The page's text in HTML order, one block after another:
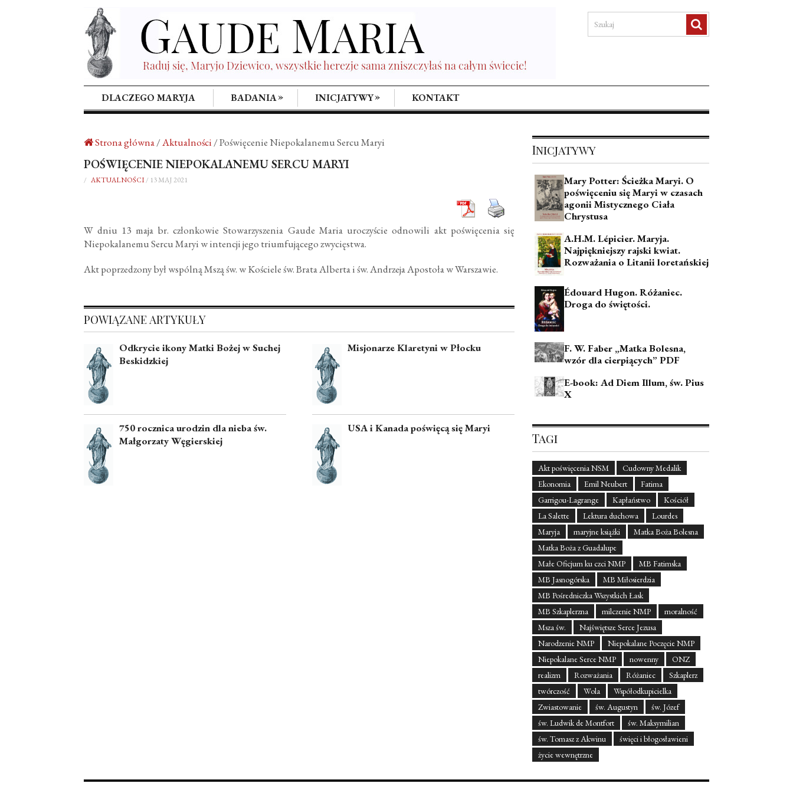
DLACZEGO MARYJA BADANIA» INICJATYWY» KONTAKT
Strona główna/Aktualności /Poświęcenie Niepokalanemu Sercu Maryi
POŚWIĘCENIE NIEPOKALANEMU SERCU MARYI
/ AKTUALNOŚCI / 13 MAJ 2021
W dniu 13 maja br. członkowie Stowarzyszenia Gaude Maria uroczyście odnowili akt poświęcenia się
Niepokalanemu Sercu Maryi w intencji jego triumfującego zwycięstwa.
Akt poprzedzony był wspólną Mszą św. w Kościele św. Brata Alberta i św. Andrzeja Apostoła w Warszawie.
POWIĄZANE ARTYKUŁY
Odkrycie ikony Matki Bożej w Suchej
Beskidzkiej
Misjonarze Klaretyni w Płocku
750 rocznica urodzin dla nieba św.
Małgorzaty Węgierskiej
USA i Kanada poświęcą się Maryi
Inicjatywy
Mary Potter: Ścieżka Maryi. O
poświęceniu się Maryi w czasach
agonii Mistycznego Ciała
Chrystusa
A.H.M. Lépicier. Maryja.
Najpiękniejszy rajski kwiat.
Rozważania o Litanii loretańskiej
Édouard Hugon. Różaniec.
Droga do świętości.
F. W. Faber „Matka Bolesna,
wzór dla cierpiących” PDF
E-book: Ad Diem Illum, św. Pius
X
Tagi
Akt poświęcenia NSM
Cudowny Medalik
Ekonomia
Emil Neubert
Fatima
Garrigou-Lagrange
Kapłaństwo
Kościół
La Salette
Lektura duchowa
Lourdes
Maryja
maryjne książki
Matka Boża Bolesna
Matka Boża z Guadalupe
Małe Oficjum ku czci NMP
MB Fatimska
MB Jasnogórska
MB Miłosierdzia
MB Pośredniczka Wszystkich Łask
MB Szkaplerzna
milczenie NMP
moralność
Msza św.
Najświętsze Serce Jezusa
Narodzenie NMP
Niepokalane Poczęcie NMP
Niepokalane Serce NMP
nowenny
ONZ
realizm
Rozważania Różaniec
Szkaplerz
twórczość
Wola
Współodkupicielka
Zwiastowanie
św. Augustyn
św. Józef
św. Ludwik de Montfort
św. Maksymilian
św. Tomasz z Akwinu
święci i błogosławieni
życie wewnętrzne